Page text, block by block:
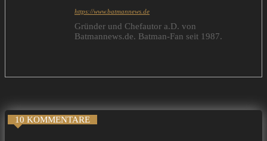
https://www.batmannews.de
Gründer und Chefautor a.D. von
Batmannews.de. Batman-Fan seit 1987.
10 KOMMENTARE